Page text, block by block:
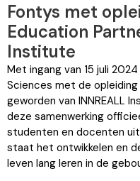
Fontys met
Education
Institute
Met ingang van 15 juli
Sciences met de
geworden van INNREALL
deze samenwerking
studenten en docenten uit
staat het ontwikkelen en
leven lang leren in de